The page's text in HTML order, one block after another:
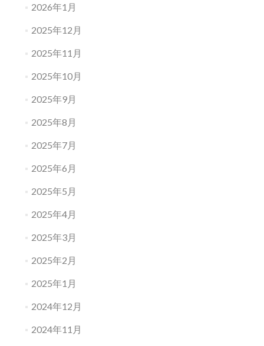
2026年1月
2025年12月
2025年11月
2025年10月
2025年9月
2025年8月
2025年7月
2025年6月
2025年5月
2025年4月
2025年3月
2025年2月
2025年1月
2024年12月
2024年11月